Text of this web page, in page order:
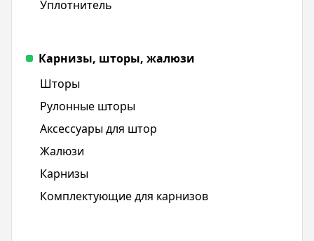
Уплотнитель
Карнизы, шторы, жалюзи
Шторы
Рулонные шторы
Аксессуары для штор
Жалюзи
Карнизы
Комплектующие для карнизов